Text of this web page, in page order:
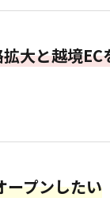
大と越境EC
ープンしたい